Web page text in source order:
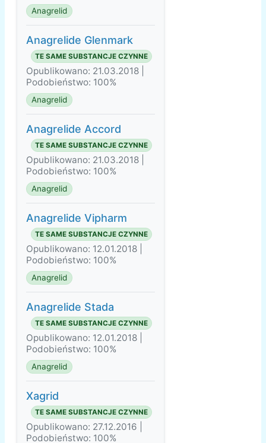
Anagrelid
Anagrelide Glenmark
TE SAME SUBSTANCJE CZYNNE
Opublikowano: 21.03.2018 |
Podobieństwo: 100%
Anagrelid
Anagrelide Accord
TE SAME SUBSTANCJE CZYNNE
Opublikowano: 21.03.2018 |
Podobieństwo: 100%
Anagrelid
Anagrelide Vipharm
TE SAME SUBSTANCJE CZYNNE
Opublikowano: 12.01.2018 |
Podobieństwo: 100%
Anagrelid
Anagrelide Stada
TE SAME SUBSTANCJE CZYNNE
Opublikowano: 12.01.2018 |
Podobieństwo: 100%
Anagrelid
Xagrid
TE SAME SUBSTANCJE CZYNNE
Opublikowano: 27.12.2016 |
Podobieństwo: 100%